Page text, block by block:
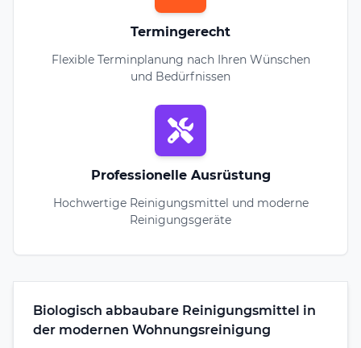
Termingerecht
Flexible Terminplanung nach Ihren Wünschen
und Bedürfnissen
Professionelle Ausrüstung
Hochwertige Reinigungsmittel und moderne
Reinigungsgeräte
Biologisch abbaubare Reinigungsmittel in
der modernen Wohnungsreinigung